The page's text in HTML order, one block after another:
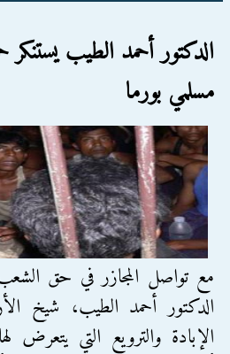
الدكتور أحمد الطيب
مسلمي بورما
مع تواصل المجازر في حق الشعب
الدكتور أحمد الطيب، شيخ
الإبادة والترويع التي يتعرض